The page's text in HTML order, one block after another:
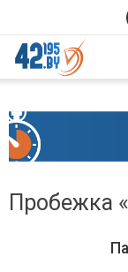
MAIN
CONTENT
17
Пробежка